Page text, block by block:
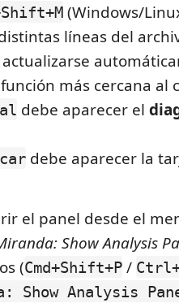
(Windows/
líneas del
más cercana al
debe aparecer el
debe aparecer la
el panel desde el
Show Analysis
(Cmd+Shift+P /
Show Analysis